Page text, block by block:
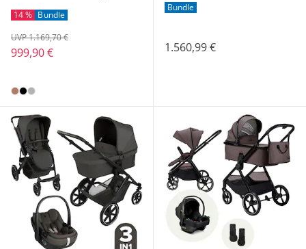
14 % Bundle
999,90 €
UVP 1.169,70 €
Bundle
1.560,99 €